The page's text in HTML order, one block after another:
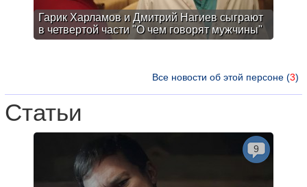
Гарик Харламов и Дмитрий Нагиев сыграют
в четвертой части "О чем говорят мужчины"
Все новости об этой персоне (3)
Статьи
9